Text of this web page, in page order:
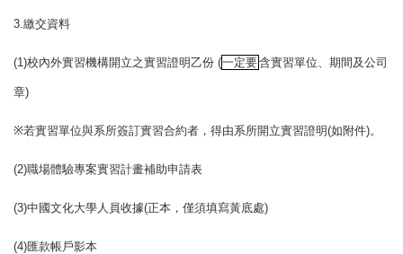
3.繳交資料
(1)校內外實習機構開立之實習證明乙份 (一定要含實習單位、期間及公司
章)
※若實習單位與系所簽訂實習合約者，得由系所開立實習證明(如附件)。
(2)職場體驗專案實習計畫補助申請表
(3)中國文化大學人員收據(正本，僅須填寫黃底處)
(4)匯款帳戶影本